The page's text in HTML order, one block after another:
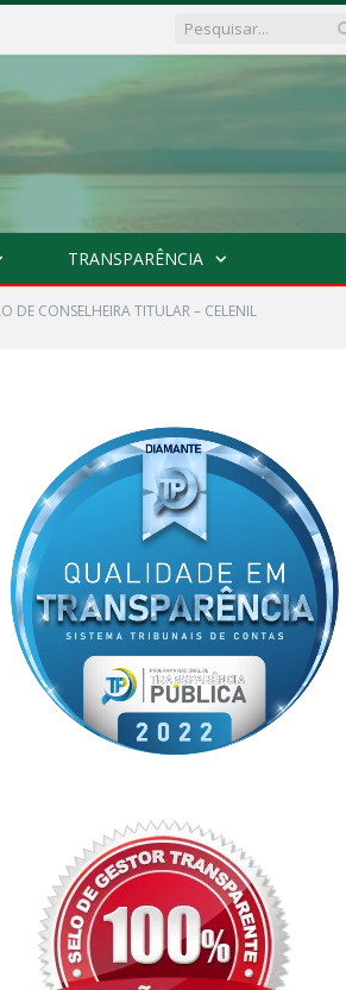
TRANSPARÊNCIA
DE CONSELHEIRA TITULAR – CELENIL